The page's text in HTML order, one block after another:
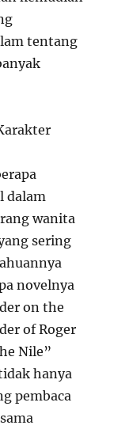
tentang
dalam
wanita
sering
novelnya
on the
of Roger
Nile”
hanya
pembaca